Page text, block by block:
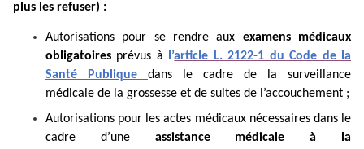
plus les refuser) :
Autorisations pour se rendre aux examens médicaux
obligatoires prévus à l’article L. 2122-1 du Code de la
Santé Publique dans le cadre de la surveillance
médicale de la grossesse et de suites de l’accouchement ;
Autorisations pour les actes médicaux nécessaires dans le
cadre d’une assistance médicale à la